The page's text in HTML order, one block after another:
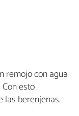
remojo con agua
esto
las berenjenas.